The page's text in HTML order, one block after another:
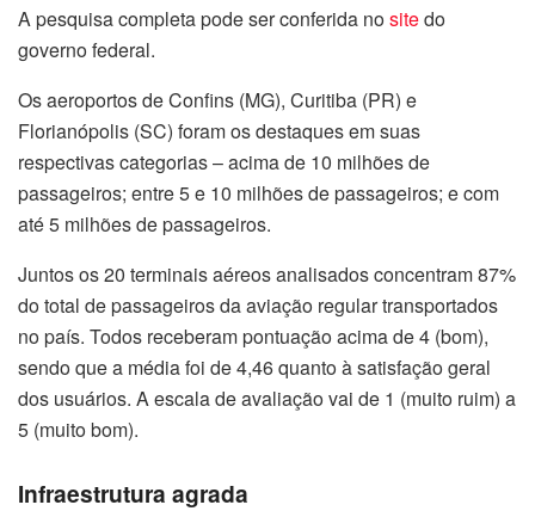
A pesquisa completa pode ser conferida nositedo
governo federal.
Os aeroportos de Confins (MG), Curitiba (PR) e
Florianópolis (SC) foram os destaques em suas
respectivas categorias – acima de 10 milhões de
passageiros; entre 5 e 10 milhões de passageiros; e com
até 5 milhões de passageiros.
Juntos os 20 terminais aéreos analisados concentram 87%
do total de passageiros da aviação regular transportados
no país. Todos receberam pontuação acima de 4 (bom),
sendo que a média foi de 4,46 quanto à satisfação geral
dos usuários. A escala de avaliação vai de 1 (muito ruim) a
5 (muito bom).
Infraestrutura agrada